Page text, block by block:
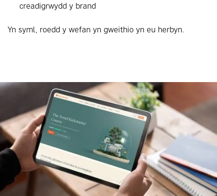
creadigrwydd y brand
Yn syml, roedd y wefan yn gweithio yn eu herbyn.